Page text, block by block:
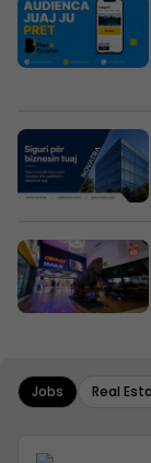
Jobs Real